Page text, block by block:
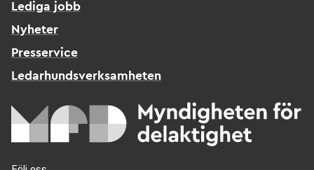
Lediga jobb
Nyheter
Presservice
Ledarhundsverksamheten